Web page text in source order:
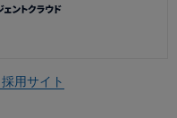
採用サイト